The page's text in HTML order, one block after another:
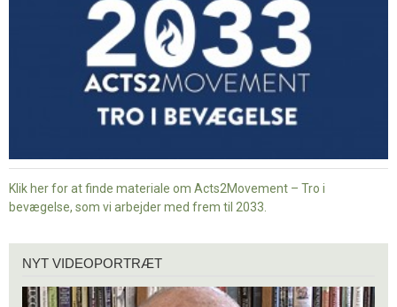
Klik her for at finde materiale om Acts2Movement – Tro i
bevægelse, som vi arbejder med frem til 2033.
videoportræt
NYT VIDEOPORTRÆT